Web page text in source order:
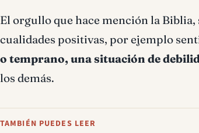
El orgullo que hace mención la
cualidades positivas, por ejemplo
o temprano, una situación de
los demás.
TAMBIÉN PUEDES LEER